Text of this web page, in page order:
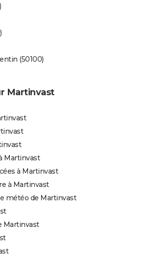
(50100)
Martinvast
Martinvast
à Martinvast
à Martinvast
météo de Martinvast
Martinvast